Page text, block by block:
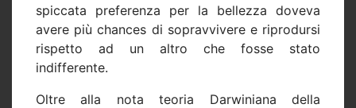
spiccata preferenza per la bellezza doveva
avere più chances di sopravvivere e riprodursi
rispetto ad un altro che fosse stato
indifferente.
Oltre alla nota teoria Darwiniana della